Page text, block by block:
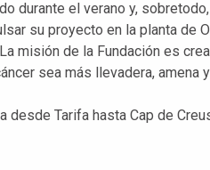
durante el verano y,
su proyecto en la planta de
misión de la Fundación es
sea más llevadera, amena
desde Tarifa hasta Cap de